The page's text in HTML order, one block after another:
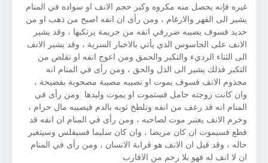
غيره فإنه يحصل منه مكروه وكبر حجم الانف او سواده في المنام
يشير الى القهر والارغام ، ومن رأى ان انفه اصبح من ذهب او من
حديد فسوف يصيبه ضررفي انفه من جريمة يرتكبها ، وقد يشير
الانف على الجاسوس الذي يأتي بالاخبار السرية ، وقد يشير الانف
الى الثناء الرديء والتكبر والحمق ومن اعوج انفه او تقلص من
التكبر فذلك يشير الى الذل والحق ، ومن رأى في المنام انه
مجذوم الانف فسوف يموت او تصيبه مصيبة مصحوبة بفضيحة ،
وان كانت زوجته حامل فستموت او يموت وليدها ومن رأى في
المنام انه قد رعف من انفه وتلطخ ثوبه بالدم فيصيبه مال حرام ،
وخرم الانف يعتبر موت لصاحبه ، ومن رأى في المنام ان انفه قد
قطع فسيموت ان كان مريضا ، وان كان سليما فسيفلس وسيتغير
حاله ، وقد قيل ان الانف هو قرابة الانسان ، ومن رأى في المنام
ان لا انف له فهو بلا رحم من الاقارب